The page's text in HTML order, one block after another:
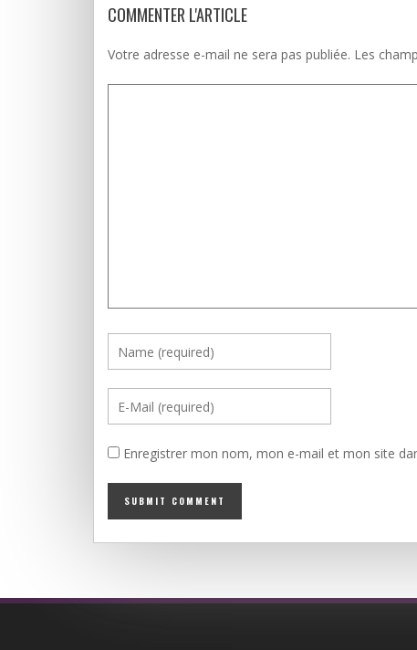
COMMENTER L'ARTICLE
Votre adresse e-mail ne sera pas publiée. Les
Enregistrer mon nom, mon e-mail et mon site